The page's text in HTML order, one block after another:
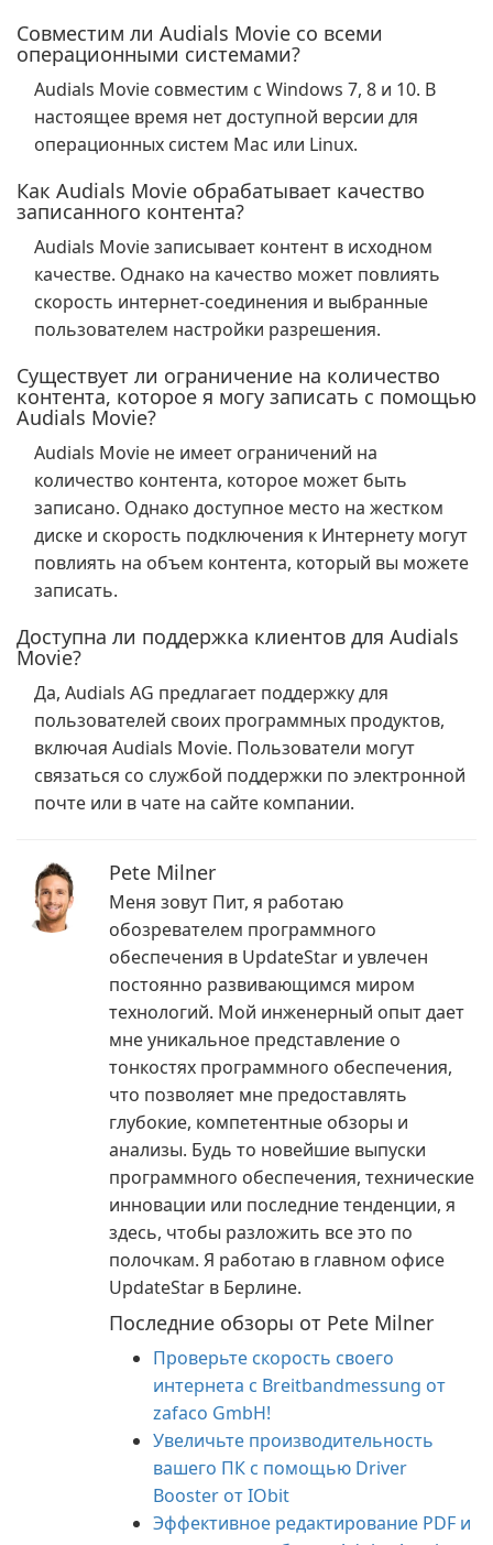
Совместим ли Audials Movie со всеми
операционными системами?
Audials Movie совместим с Windows 7, 8 и 10. В
настоящее время нет доступной версии для
операционных систем Mac или Linux.
Как Audials Movie обрабатывает качество
записанного контента?
Audials Movie записывает контент в исходном
качестве. Однако на качество может повлиять
скорость интернет-соединения и выбранные
пользователем настройки разрешения.
Существует ли ограничение на количество
контента, которое я могу записать с помощью
Audials Movie?
Audials Movie не имеет ограничений на
количество контента, которое может быть
записано. Однако доступное место на жестком
диске и скорость подключения к Интернету могут
повлиять на объем контента, который вы можете
записать.
Доступна ли поддержка клиентов для Audials
Movie?
Да, Audials AG предлагает поддержку для
пользователей своих программных продуктов,
включая Audials Movie. Пользователи могут
связаться со службой поддержки по электронной
почте или в чате на сайте компании.
Pete Milner
Меня зовут Пит, я работаю
обозревателем программного
обеспечения в UpdateStar и увлечен
постоянно развивающимся миром
технологий. Мой инженерный опыт дает
мне уникальное представление о
тонкостях программного обеспечения,
что позволяет мне предоставлять
глубокие, компетентные обзоры и
анализы. Будь то новейшие выпуски
программного обеспечения, технические
инновации или последние тенденции, я
здесь, чтобы разложить все это по
полочкам. Я работаю в главном офисе
UpdateStar в Берлине.
Последние обзоры от Pete Milner
Проверьте скорость своего
интернета с Breitbandmessung от
zafaco GmbH!
Увеличьте производительность
вашего ПК с помощью Driver
Booster от IObit
Эффективное редактирование PDF и